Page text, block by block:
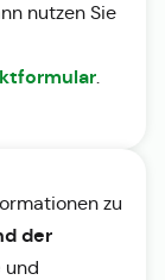
nutzen Sie
.
zu
der
und